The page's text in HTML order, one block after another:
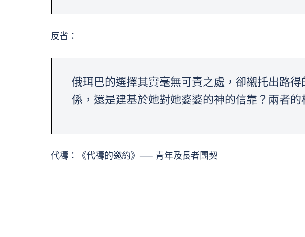
反省：
俄珥巴的選擇其實毫無可責之處，卻襯托出路
係，還是建基於她對她婆婆的神的信靠？兩者的
代禱：《代禱的邀約》── 青年及長者團契